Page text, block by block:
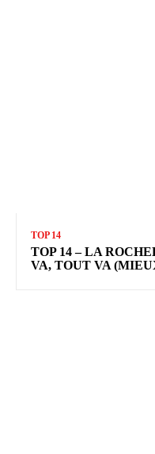
TOP 14
TOP 14 – LA
VA, TOUT VA